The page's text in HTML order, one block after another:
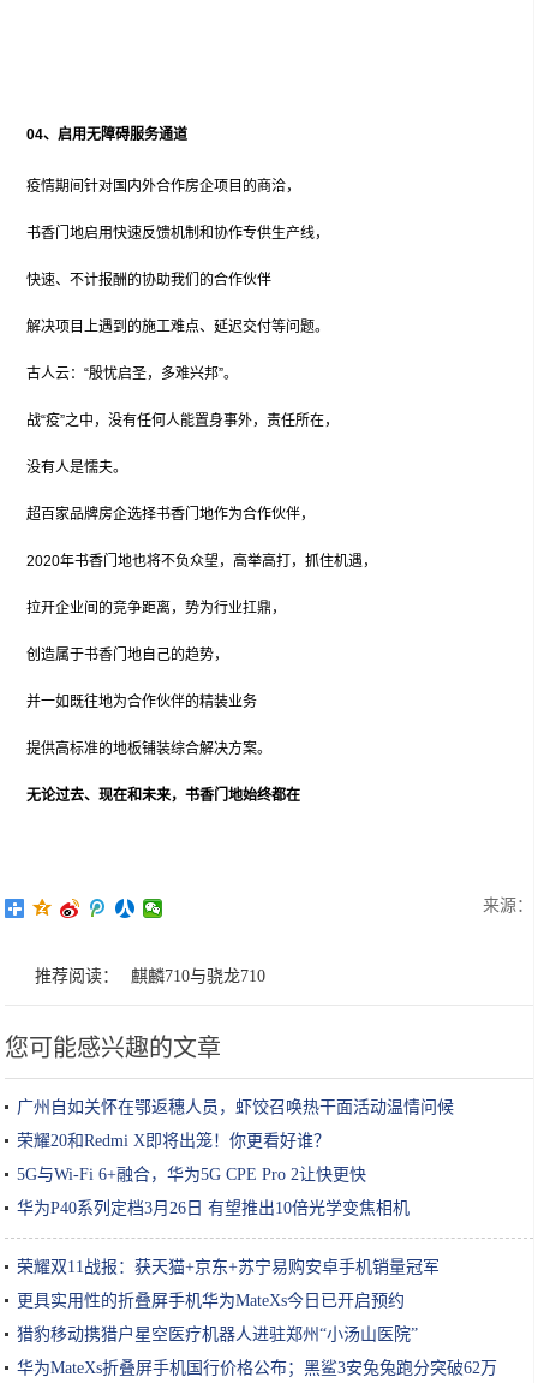
04、启用无障碍服务通道
疫情期间针对国内外合作房企项目的商洽，
书香门地启用快速反馈机制和协作专供生产线，
快速、不计报酬的协助我们的合作伙伴
解决项目上遇到的施工难点、延迟交付等问题。
古人云：“殷忧启圣，多难兴邦”。
战“疫”之中，没有任何人能置身事外，责任所在，
没有人是懦夫。
超百家品牌房企选择书香门地作为合作伙伴，
2020年书香门地也将不负众望，高举高打，抓住机遇，
拉开企业间的竞争距离，势为行业扛鼎，
创造属于书香门地自己的趋势，
并一如既往地为合作伙伴的精装业务
提供高标准的地板铺装综合解决方案。
无论过去、现在和未来，书香门地始终都在
来源：
推荐阅读： 麒麟710与骁龙710
您可能感兴趣的文章
广州自如关怀在鄂返穗人员，虾饺召唤热干面活动温情问候
荣耀20和Redmi X即将出笼！你更看好谁？
5G与Wi-Fi 6+融合，华为5G CPE Pro 2让快更快
华为P40系列定档3月26日 有望推出10倍光学变焦相机
荣耀双11战报：获天猫+京东+苏宁易购安卓手机销量冠军
更具实用性的折叠屏手机华为MateXs今日已开启预约
猎豹移动携猎户星空医疗机器人进驻郑州“小汤山医院”
华为MateXs折叠屏手机国行价格公布；黑鲨3安兔兔跑分突破62万